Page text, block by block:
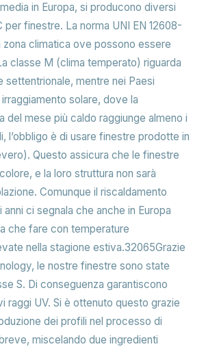
in Europa, si producono diversi
per finestre. La norma UNI EN 12608-
zona climatica ove possono essere
classe M (clima temperato) riguarda
settentrionale, mentre nei Paesi
solare, dove la
del mese più caldo raggiunge almeno i
l’obbligo è di usare finestre prodotte in
Questo assicura che le finestre
e la loro struttura non sarà
Comunque il riscaldamento
ci segnala che anche in Europa
che fare con temperature
nella stagione estiva.32065Grazie
le nostre finestre sono state
S. Di conseguenza garantiscono
raggi UV. Si è ottenuto questo grazie
dei profili nel processo di
miscelando due ingredienti